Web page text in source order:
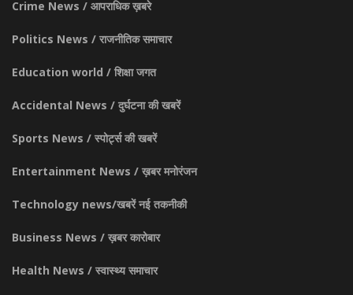
Crime News / आपराधिक ख़बरे
Politics News / राजनीतिक समाचार
Education world / शिक्षा जगत
Accidental News / दुर्घटना की खबरें
Sports News / स्पोर्ट्स की खबरें
Entertainment News / ख़बर मनोरंजन
Technology news/खबरें नई तकनीकी
Business News / ख़बर कारोबार
Health News / स्वास्थ्य समाचार